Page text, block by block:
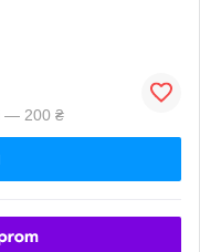
— 200 ₴